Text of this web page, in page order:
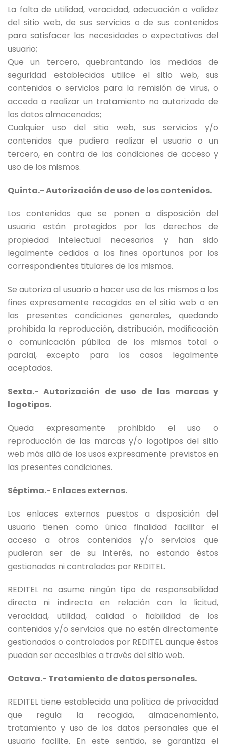
La falta de utilidad, veracidad, adecuación o validez
del sitio web, de sus servicios o de sus contenidos
para satisfacer las necesidades o expectativas del
usuario;
Que un tercero, quebrantando las medidas de
seguridad establecidas utilice el sitio web, sus
contenidos o servicios para la remisión de virus, o
acceda a realizar un tratamiento no autorizado de
los datos almacenados;
Cualquier uso del sitio web, sus servicios y/o
contenidos que pudiera realizar el usuario o un
tercero, en contra de las condiciones de acceso y
uso de los mismos.
Quinta.- Autorización de uso de los contenidos.
Los contenidos que se ponen a disposición del
usuario están protegidos por los derechos de
propiedad intelectual necesarios y han sido
legalmente cedidos a los fines oportunos por los
correspondientes titulares de los mismos.
Se autoriza al usuario a hacer uso de los mismos a los
fines expresamente recogidos en el sitio web o en
las presentes condiciones generales, quedando
prohibida la reproducción, distribución, modificación
o comunicación pública de los mismos total o
parcial, excepto para los casos legalmente
aceptados.
Sexta.- Autorización de uso de las marcas y
logotipos.
Queda expresamente prohibido el uso o
reproducción de las marcas y/o logotipos del sitio
web más allá de los usos expresamente previstos en
las presentes condiciones.
Séptima.- Enlaces externos.
Los enlaces externos puestos a disposición del
usuario tienen como única finalidad facilitar el
acceso a otros contenidos y/o servicios que
pudieran ser de su interés, no estando éstos
gestionados ni controlados por REDITEL.
REDITEL no asume ningún tipo de responsabilidad
directa ni indirecta en relación con la licitud,
veracidad, utilidad, calidad o fiabilidad de los
contenidos y/o servicios que no estén directamente
gestionados o controlados por REDITEL aunque éstos
puedan ser accesibles a través del sitio web.
Octava.- Tratamiento de datos personales.
REDITEL tiene establecida una política de privacidad
que regula la recogida, almacenamiento,
tratamiento y uso de los datos personales que el
usuario facilite. En este sentido, se garantiza el